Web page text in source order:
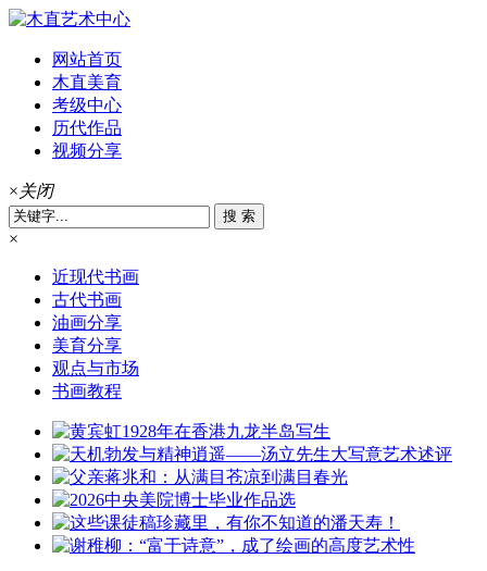
网站首页
木直美育
考级中心
历代作品
视频分享
×关闭
×
近现代书画
古代书画
油画分享
美育分享
观点与市场
书画教程